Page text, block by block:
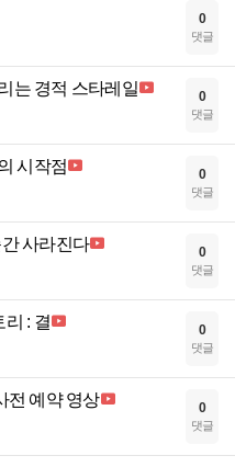
0
댓글
는 경적 스타레일 0
댓글
시작점 0
댓글
사라진다 0
댓글
: 결 0
댓글
전 예약 영상 0
댓글